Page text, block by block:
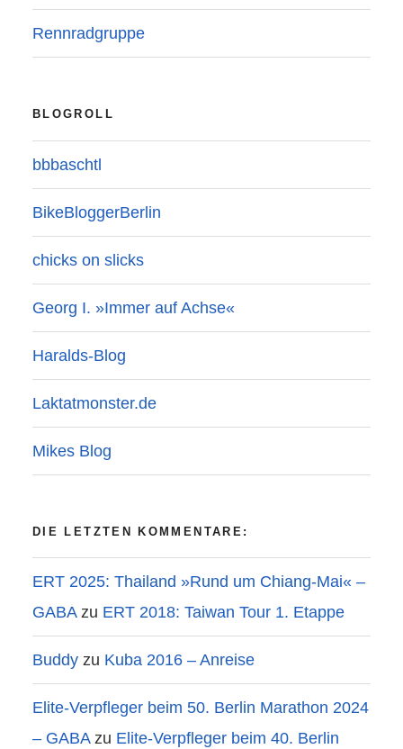
Rennradgruppe
BLOGROLL
bbbaschtl
BikeBloggerBerlin
chicks on slicks
Georg I. »Immer auf Achse«
Haralds-Blog
Laktatmonster.de
Mikes Blog
DIE LETZTEN KOMMENTARE:
ERT 2025: Thailand »Rund um Chiang-Mai« –
GABAzu ERT 2018: Taiwan Tour 1. Etappe
Buddy zu Kuba 2016 – Anreise
Elite-Verpfleger beim 50. Berlin Marathon 2024
– GABAzu Elite-Verpfleger beim 40. Berlin